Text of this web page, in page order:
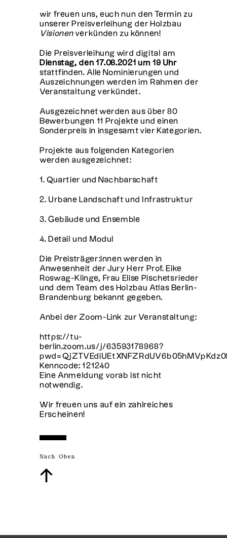
wir freuen uns, euch nun den Termin zu
unserer Preisverleihung der Holzbau
Visionen verkünden zu können!
Die Preisverleihung wird digital am
Dienstag, den 17.08.2021 um 19 Uhr
stattfinden. Alle Nominierungen und
Auszeichnungen werden im Rahmen der
Veranstaltung verkündet.
Ausgezeichnet werden aus über 80
Bewerbungen 11 Projekte und einen
Sonderpreis in insgesamt vier Kategorien.
Projekte aus folgenden Kategorien
werden ausgezeichnet:
1. Quartier und Nachbarschaft
2. Urbane Landschaft und Infrastruktur
3. Gebäude und Ensemble
4. Detail und Modul
Die Preisträger:innen werden in
Anwesenheit der Jury Herr Prof. Eike
Roswag-Klinge, Frau Elise Pischetsrieder
und dem Team des Holzbau Atlas Berlin-
Brandenburg bekannt gegeben.
Anbei der Zoom-Link zur Veranstaltung:
https://tu-
berlin.zoom.us/j/63593178968?
Kenncode: 121240
Eine Anmeldung vorab ist nicht
notwendig.
Wir freuen uns auf ein zahlreiches
Erscheinen!
Nach Oben
↑